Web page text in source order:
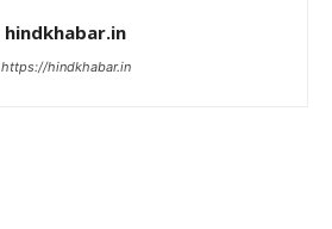
hindkhabar.in
https://hindkhabar.in